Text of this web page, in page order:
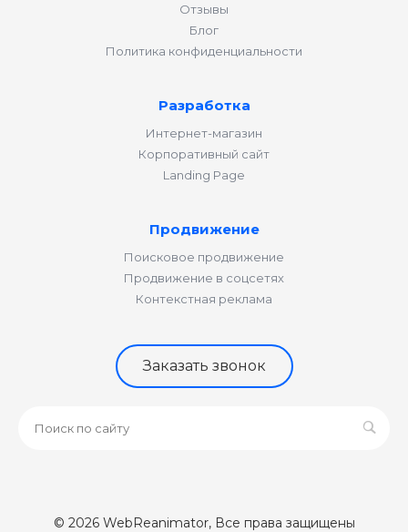
Отзывы
Блог
Политика конфиденциальности
Разработка
Интернет-магазин
Корпоративный сайт
Landing Page
Продвижение
Поисковое продвижение
Продвижение в соцсетях
Контекстная реклама
Заказать звонок
© 2026 WebReanimator, Все права защищены